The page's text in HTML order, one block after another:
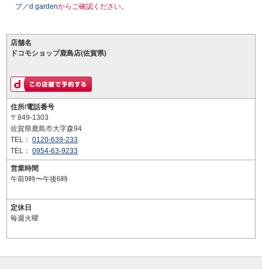
プ／d gardenからご確認ください。
店舗名
ドコモショップ鹿島店(佐賀県)
住所/電話番号
〒849-1303
佐賀県鹿島市大字森94
TEL： 0120-639-233
TEL： 0954-63-9233
営業時間
午前9時〜午後6時
定休日
毎週火曜